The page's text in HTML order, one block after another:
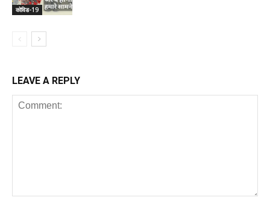
कोविड-19
LEAVE A REPLY